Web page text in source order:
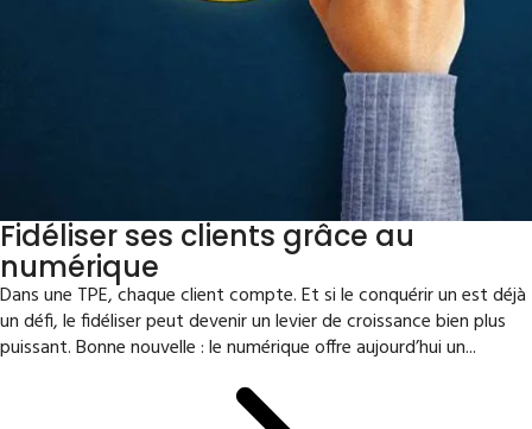
Fidéliser ses clients grâce au
numérique
Dans une TPE, chaque client compte. Et si le conquérir un est déjà
un défi, le fidéliser peut devenir un levier de croissance bien plus
puissant. Bonne nouvelle : le numérique offre aujourd’hui un...